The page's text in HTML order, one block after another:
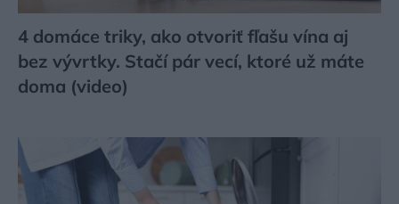
4 domáce triky, ako otvoriť fľašu vína aj
bez vývrtky. Stačí pár vecí, ktoré už máte
doma (video)